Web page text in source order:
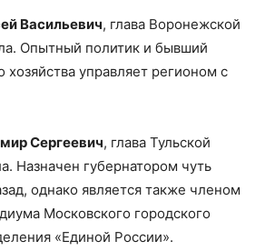
Васильевич, глава Воронежской
Опытный политик и бывший
хозяйства управляет регионом с
Сергеевич, глава Тульской
Назначен губернатором чуть
однако является также членом
Московского городского
«Единой России».